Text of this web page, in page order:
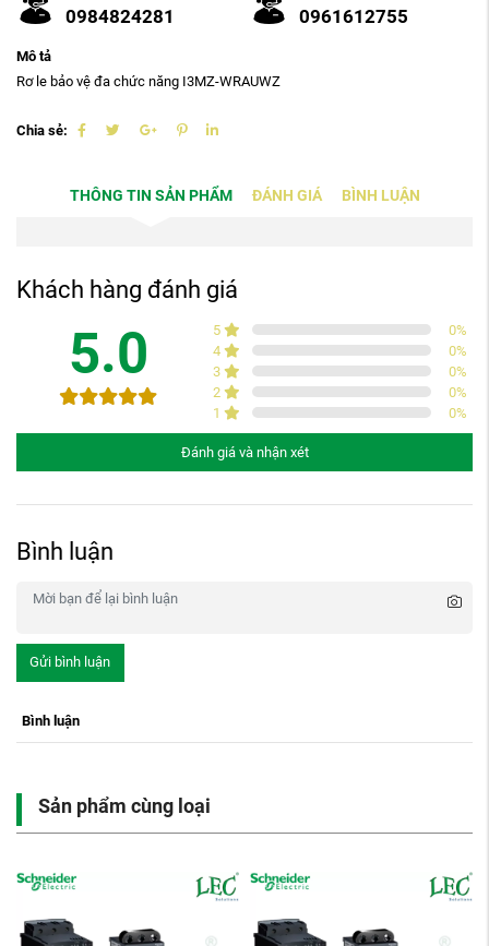
0984824281 0961612755
Mô tả
Rơ le bảo vệ đa chức năng I3MZ-WRAUWZ
Chia sẻ:
THÔNG TIN SẢN PHẨM ĐÁNH GIÁ BÌNH LUẬN
Khách hàng đánh giá
5.0 5 0%
4
0%
3
0%
2
0%
1
0%
Đánh giá và nhận xét
Bình luận
Gửi bình luận
Bình luận
Sản phẩm cùng loại